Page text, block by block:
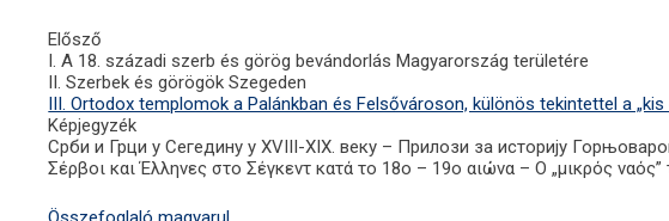
Elősző
I. A 18. századi szerb és görög bevándorlás Magyarország területére
II. Szerbek és görögök Szegeden
III. Ortodox templomok a Palánkban és Felsővároson, különös tekintettel a „kis
Képjegyzék
Срби и Грци у Сегедину у XVIII-XIX. веку – Прилози за историју
Σέρβοι και Έλληνες στο Σέγκεντ κατά το 18ο – 19ο αιώνα – Ο „μικρός